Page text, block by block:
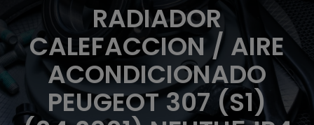
RADIADOR
CALEFACCION / AIRE
ACONDICIONADO
PEUGEOT 307 (S1)